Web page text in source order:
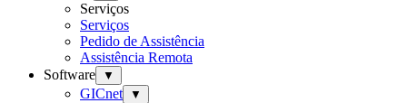
Serviços
Serviços
Pedido de Assistência
Assistência Remota
Software
▼
GICnet ▼